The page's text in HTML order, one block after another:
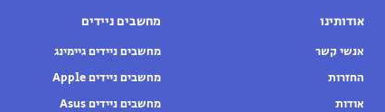
אודותינו
אנשי קשר
החזרות
אודות
מחשבים ניידים
מחשבים ניידים גיימינג
מחשבים ניידים Apple
מחשבים ניידים Asus